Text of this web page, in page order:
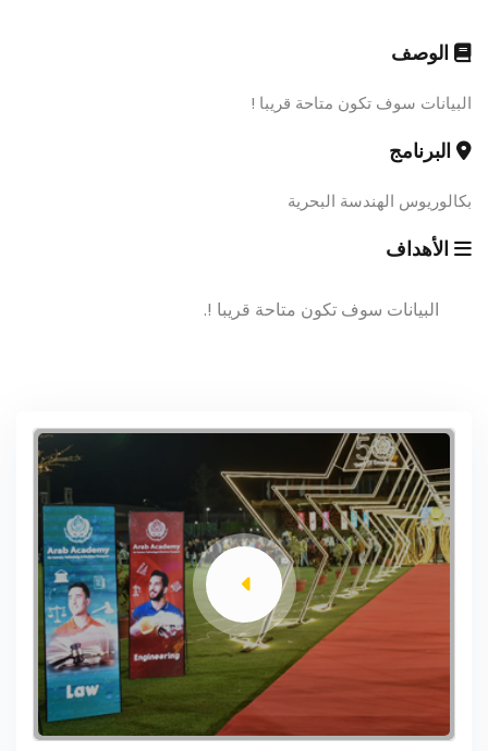
الوصف
البيانات سوف تكون متاحة قريبا !
البرنامج
بكالوريوس الهندسة البحرية
الأهداف
البيانات سوف تكون متاحة قريبا !.